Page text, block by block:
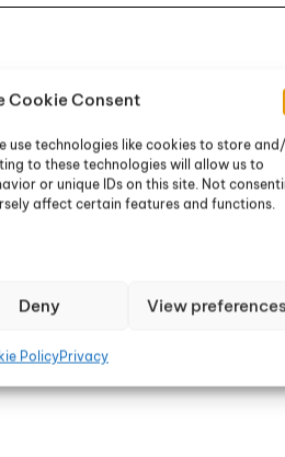
Cookie Consent
use technologies like cookies to store
to these technologies will allow us to
or unique IDs on this site. Not
affect certain features and functions.
Deny View preferences
PolicyPrivacy